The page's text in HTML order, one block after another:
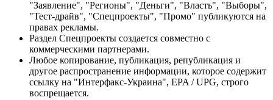
"Заявление", "Регионы", "Деньги", "Власть", "Выборы",
"Тест-драйв", "Спецпроекты", "Промо" публикуются на
правах рекламы.
Раздел Спецпроекты создается совместно с
коммерческими партнерами.
Любое копирование, публикация, републикация и
другое распространение информации, которое содержит
ссылку на "Интерфакс-Украина", EPA / UPG, строго
воспрещается.